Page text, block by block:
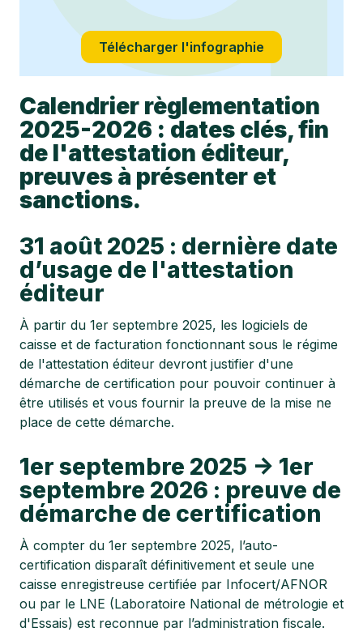
Télécharger l'infographie
Calendrier règlementation
2025-2026 : dates clés, fin
de l'attestation éditeur,
preuves à présenter et
sanctions.
31 août 2025 : dernière date
d’usage de l'attestation
éditeur
À partir du 1er septembre 2025, les logiciels de
caisse et de facturation fonctionnant sous le régime
de l'attestation éditeur devront justifier d'une
démarche de certification pour pouvoir continuer à
être utilisés et vous fournir la preuve de la mise ne
place de cette démarche.
1er septembre 2025 → 1er
septembre 2026 : preuve de
démarche de certification
À compter du 1er septembre 2025, l’auto-
certification disparaît définitivement et seule une
caisse enregistreuse certifiée par Infocert/AFNOR
ou par le LNE (Laboratoire National de métrologie et
d'Essais) est reconnue par l’administration fiscale.